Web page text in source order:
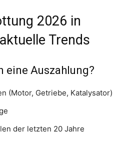
2026 in
Trends
eine Auszahlung?
(Motor, Getriebe, Katalysator)
der letzten 20 Jahre